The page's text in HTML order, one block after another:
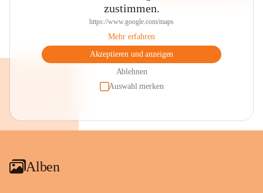
zustimmen.
https://www.google.com/maps
Mehr erfahren
Akzeptieren und anzeigen
Ablehnen
Auswahl merken
Alben